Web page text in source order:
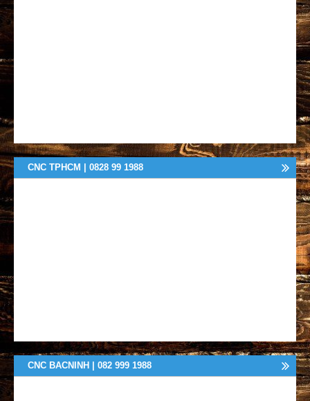
CNC TPHCM | 0828 99 1988
CNC BACNINH | 082 999 1988